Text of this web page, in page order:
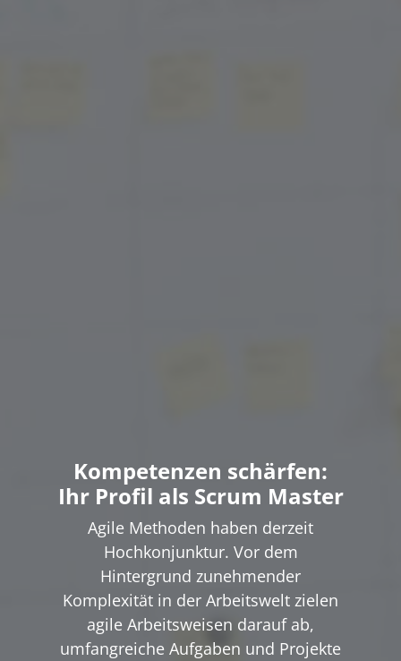
Kompetenzen schärfen:
Ihr Profil als Scrum Master
Agile Methoden haben derzeit
Hochkonjunktur. Vor dem
Hintergrund zunehmender
Komplexität in der Arbeitswelt zielen
agile Arbeitsweisen darauf ab,
umfangreiche Aufgaben und Projekte